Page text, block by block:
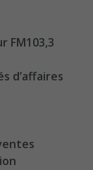
FM103,3
d’affaires